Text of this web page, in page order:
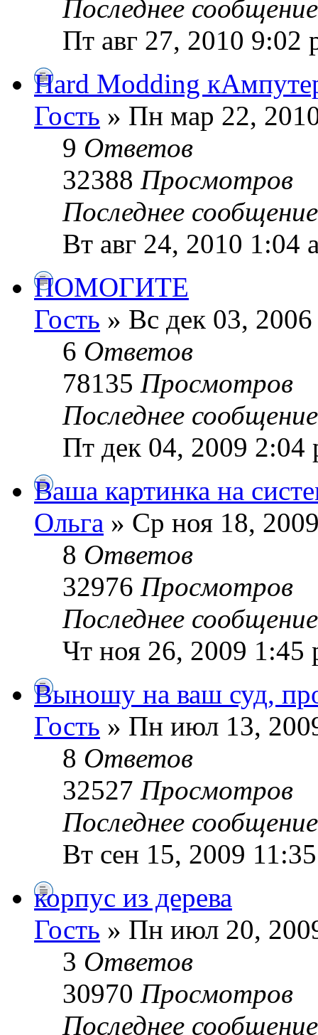
Последнее
Пт авг 27, 2010 9:02
Hard Modding
Гость » Пн мар 22,
9 Ответов
32388 Просмотров
Последнее
Вт авг 24, 2010 1:04
ПОМОГИТЕ
Гость » Вс дек 03,
6 Ответов
78135 Просмотров
Последнее
Пт дек 04, 2009 2:04
Ваша картинка на
Ольга » Ср ноя 18,
8 Ответов
32976 Просмотров
Последнее
Чт ноя 26, 2009 1:45
Выношу на ваш суд,
Гость » Пн июл 13,
8 Ответов
32527 Просмотров
Последнее
Вт сен 15, 2009
корпус из дерева
Гость » Пн июл 20,
3 Ответов
30970 Просмотров
Последнее